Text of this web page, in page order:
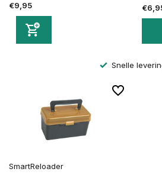
€9,95
Snelle
SmartReloader